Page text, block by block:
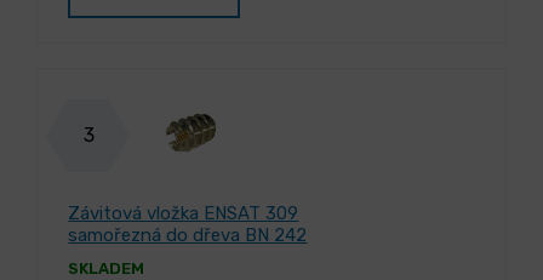
3
Závitová vložka ENSAT 309
samořezná do dřeva BN 242
SKLADEM